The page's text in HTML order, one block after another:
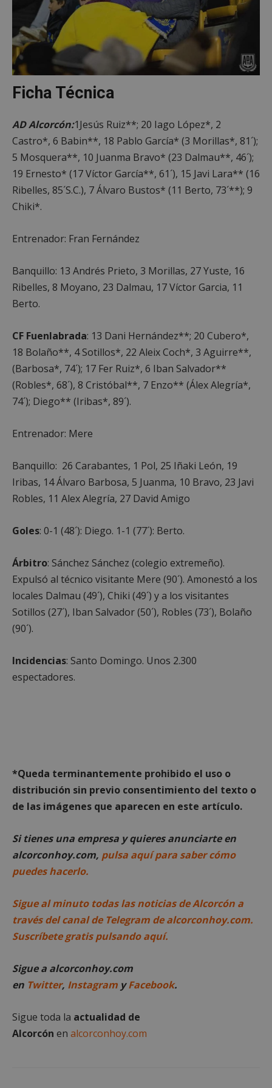
Ficha Técnica
AD Alcorcón:1Jesús Ruiz**; 20 Iago López*, 2
Castro*, 6 Babin**, 18 Pablo García* (3 Morillas*, 81´);
5 Mosquera**, 10 Juanma Bravo* (23 Dalmau**, 46´);
19 Ernesto* (17 Víctor García**, 61´), 15 Javi Lara** (16
Ribelles, 85´S.C.), 7 Álvaro Bustos* (11 Berto, 73´**); 9
Chiki*.
Entrenador: Fran Fernández
Banquillo: 13 Andrés Prieto, 3 Morillas, 27 Yuste, 16
Ribelles, 8 Moyano, 23 Dalmau, 17 Víctor Garcia, 11
Berto.
CF Fuenlabrada: 13 Dani Hernández**; 20 Cubero*,
18 Bolaño**, 4 Sotillos*, 22 Aleix Coch*, 3 Aguirre**,
(Barbosa*, 74´); 17 Fer Ruiz*, 6 Iban Salvador**
(Robles*, 68´), 8 Cristóbal**, 7 Enzo** (Álex Alegría*,
74´); Diego** (Iribas*, 89´).
Entrenador: Mere
Banquillo: 26 Carabantes, 1 Pol, 25 Iñaki León, 19
Iribas, 14 Álvaro Barbosa, 5 Juanma, 10 Bravo, 23 Javi
Robles, 11 Alex Alegría, 27 David Amigo
Goles: 0-1 (48´): Diego. 1-1 (77´): Berto.
Árbitro: Sánchez Sánchez (colegio extremeño).
Expulsó al técnico visitante Mere (90´). Amonestó a los
locales Dalmau (49´), Chiki (49´) y a los visitantes
Sotillos (27´), Iban Salvador (50´), Robles (73´), Bolaño
(90´).
Incidencias: Santo Domingo. Unos 2.300
espectadores.
*Queda terminantemente prohibido el uso o
distribución sin previo consentimiento del texto o
de las imágenes que aparecen en este artículo.
Si tienes una empresa y quieres anunciarte en
alcorconhoy.com, pulsa aquí para saber cómo
puedes hacerlo.
Sigue al minuto todas las noticias de Alcorcón a
través del canal de Telegram de alcorconhoy.com.
Suscríbete gratis pulsando aquí.
Sigue a alcorconhoy.com
en Twitter, Instagram yFacebook.
Sigue toda la actualidad de
Alcorcón en alcorconhoy.com
Cookies no clasificadas
Cookies estrictamente necesarias
Cookies de preferencias
Cookies de funcionalidad
Cookies no clasificadas
Las cookies estrictamente necesarias permiten la
funcionalidad principal del sitio web, como el
inicio de sesión de usuario y la gestión de cuentas.
Nombre
alcorconhoy.com
embed.bsky.app
.youtube.com
sp_t